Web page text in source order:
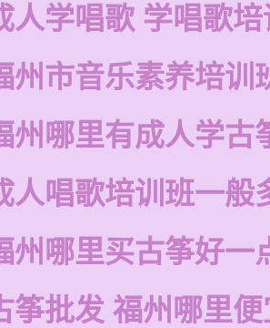
人学唱歌 学唱歌培
州市音乐素养培训
州哪里有成人学古
人唱歌培训班一般
州哪里买古筝好一
筝批发 福州哪里